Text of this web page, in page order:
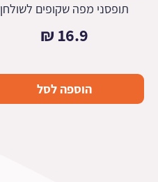
תופסני מפה שקופים לשולחן
16.9
₪
הוספה לסל